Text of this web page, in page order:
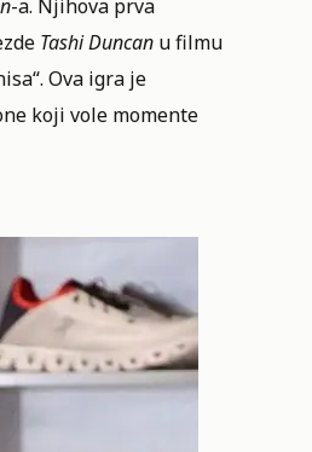
-a. Njihova prva
Tashi Duncan u filmu
Ova igra je
koji vole momente